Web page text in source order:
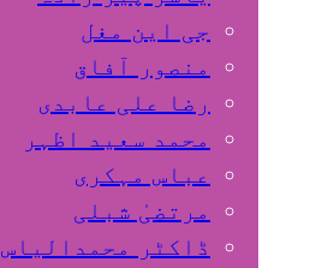
جی این مغل
منصور آفاق
رضا علی عابدی
محمد سعید اظہر
عباس مہکری
مرتضیٰ شبلی
ڈاکٹر محمدالیاس